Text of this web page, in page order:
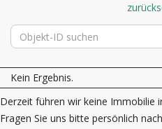
Kein Ergebnis.
Derzeit führen wir keine Immobilie
Fragen Sie uns bitte persönlich